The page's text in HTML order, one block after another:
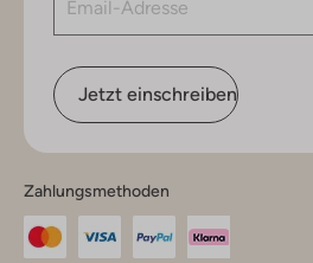
Jetzt einschreiben
Zahlungsmethoden